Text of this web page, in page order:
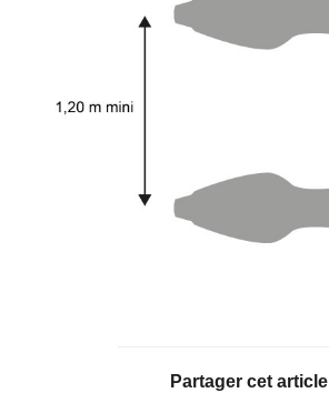
Partager cet article